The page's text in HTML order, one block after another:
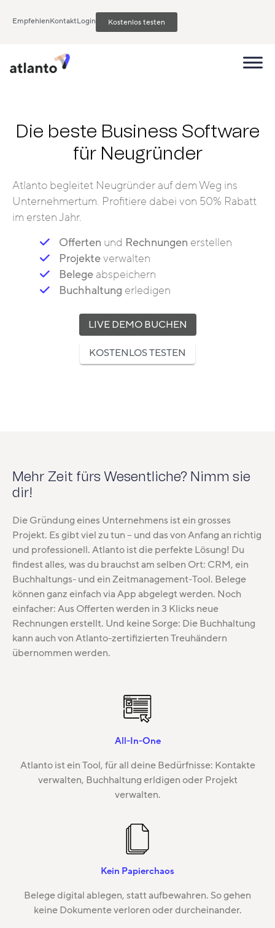
EmpfehlenKontaktLogin Kostenlos testen
Die beste Business Software
für Neugründer
Atlanto begleitet Neugründer auf dem Weg ins
Unternehmertum. Profitiere dabei von 50% Rabatt
im ersten Jahr.
Offerten und Rechnungen erstellen
Projekteverwalten
Belege abspeichern
Buchhaltung erledigen
LIVE DEMO BUCHEN
KOSTENLOS TESTEN
Mehr Zeit fürs Wesentliche? Nimm sie
dir!
Die Gründung eines Unternehmens ist ein grosses
Projekt. Es gibt viel zu tun – und das von Anfang an richtig
und professionell. Atlanto ist die perfekte Lösung! Du
findest alles, was du brauchst am selben Ort: CRM, ein
Buchhaltungs- und ein Zeitmanagement-Tool. Belege
können ganz einfach via App abgelegt werden. Noch
einfacher: Aus Offerten werden in 3 Klicks neue
Rechnungen erstellt. Und keine Sorge: Die Buchhaltung
kann auch von Atlanto-zertifizierten Treuhändern
übernommen werden.
All-In-One
Atlanto ist ein Tool, für all deine Bedürfnisse: Kontakte
verwalten, Buchhaltung erldigen oder Projekt
verwalten.
Kein Papierchaos
Belege digital ablegen, statt aufbewahren. So gehen
keine Dokumente verloren oder durcheinander.